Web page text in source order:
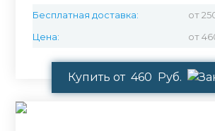
Бесплатная доставка: от
Цена: от
Купить от 460 Руб.